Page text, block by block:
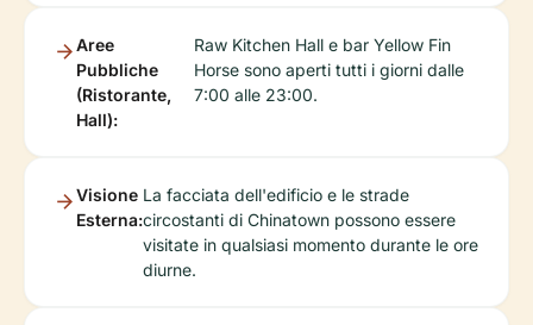
Aree
Pubbliche
(Ristorante,
Hall):
Raw Kitchen Hall e bar Yellow Fin
Horse sono aperti tutti i giorni dalle
7:00 alle 23:00.
Visione
Esterna:
La facciata dell'edificio e le strade
circostanti di Chinatown possono essere
visitate in qualsiasi momento durante le ore
diurne.